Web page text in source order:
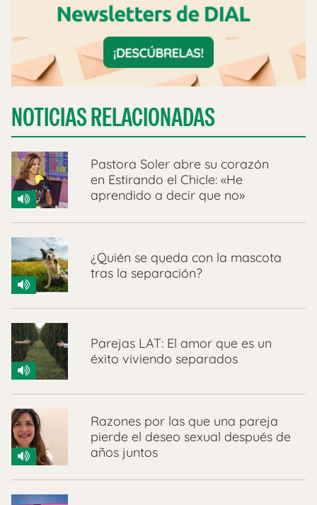
NOTICIAS RELACIONADAS
Pastora Soler abre su corazón
en Estirando el Chicle: «He
aprendido a decir que no»
¿Quién se queda con la mascota
tras la separación?
Parejas LAT: El amor que es un
éxito viviendo separados
Razones por las que una pareja
pierde el deseo sexual después de
años juntos